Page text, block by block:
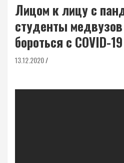
Лицом к лицу с
студенты
бороться с COVID-
13.12.2020